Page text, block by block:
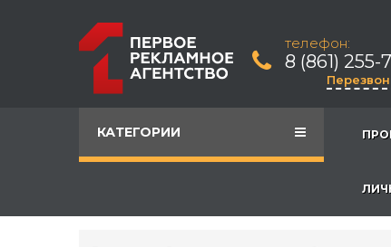
телефон:
8 (861) 255-
КАТЕГОРИИ